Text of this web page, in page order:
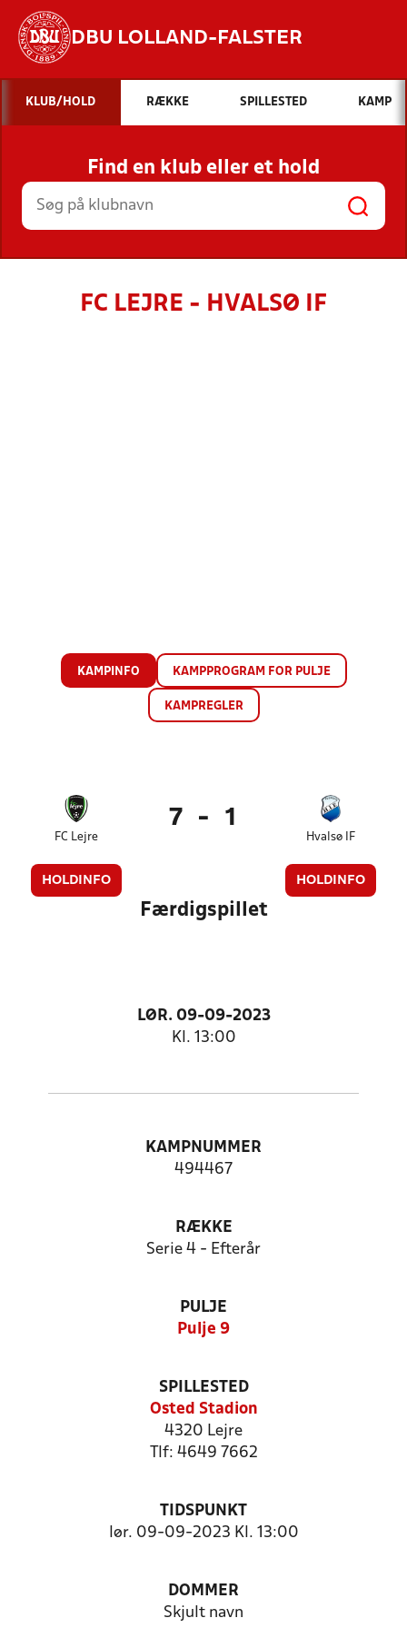
DBU LOLLAND-FALSTER
Hvad vil du søge efter?
INDHOLD OG NYHEDER
STILLINGER, RESULTATER, KLUBBER OG
HOLD
KLUB/HOLD RÆKKE SPILLESTED KAMP
Find en klub eller et hold
FC LEJRE - HVALSØ IF
KAMPINFO KAMPPROGRAM FOR PULJE
KAMPREGLER
FC Lejre
HOLDINFO
7 - 1
Hvalsø IF
HOLDINFO
Færdigspillet
LØR. 09-09-2023
Kl. 13:00
KAMPNUMMER
494467
RÆKKE
Serie 4 - Efterår
PULJE
Pulje 9
SPILLESTED
Osted Stadion
4320 Lejre
Tlf: 4649 7662
TIDSPUNKT
lør. 09-09-2023 Kl. 13:00
DOMMER
Skjult navn